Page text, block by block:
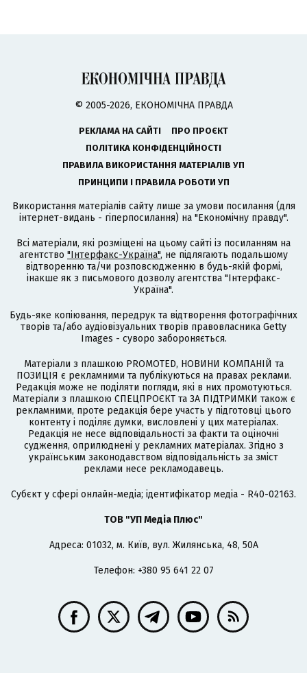
© 2005-2026, ЕКОНОМІЧНА ПРАВДА
РЕКЛАМА НА САЙТІ
ПРО ПРОЄКТ
ПОЛІТИКА КОНФІДЕНЦІЙНОСТІ
ПРАВИЛА ВИКОРИСТАННЯ МАТЕРІАЛІВ УП
ПРИНЦИПИ І ПРАВИЛА РОБОТИ УП
Використання матеріалів сайту лише за умови посилання (для
інтернет-видань - гіперпосилання) на "Економічну правду".
Всі матеріали, які розміщені на цьому сайті із посиланням на
агентство "Інтерфакс-Україна", не підлягають подальшому
відтворенню та/чи розповсюдженню в будь-якій формі,
інакше як з письмового дозволу агентства "Інтерфакс-
Україна".
Будь-яке копіювання, передрук та відтворення фотографічних
творів та/або аудіовізуальних творів правовласника Getty
Images - суворо забороняється.
Матеріали з плашкою PROMOTED, НОВИНИ КОМПАНІЙ та
ПОЗИЦІЯ є рекламними та публікуються на правах реклами.
Редакція може не поділяти погляди, які в них промотуються.
Матеріали з плашкою СПЕЦПРОЄКТ та ЗА ПІДТРИМКИ також є
рекламними, проте редакція бере участь у підготовці цього
контенту і поділяє думки, висловлені у цих матеріалах.
Редакція не несе відповідальності за факти та оціночні
судження, оприлюднені у рекламних матеріалах. Згідно з
українським законодавством відповідальність за зміст
реклами несе рекламодавець.
Cубєкт у сфері онлайн-медіа; ідентифікатор медіа - R40-02163.
ТОВ "УП Медіа Плюс"
Адреса: 01032, м. Київ, вул. Жилянська, 48, 50А
Телефон: +380 95 641 22 07